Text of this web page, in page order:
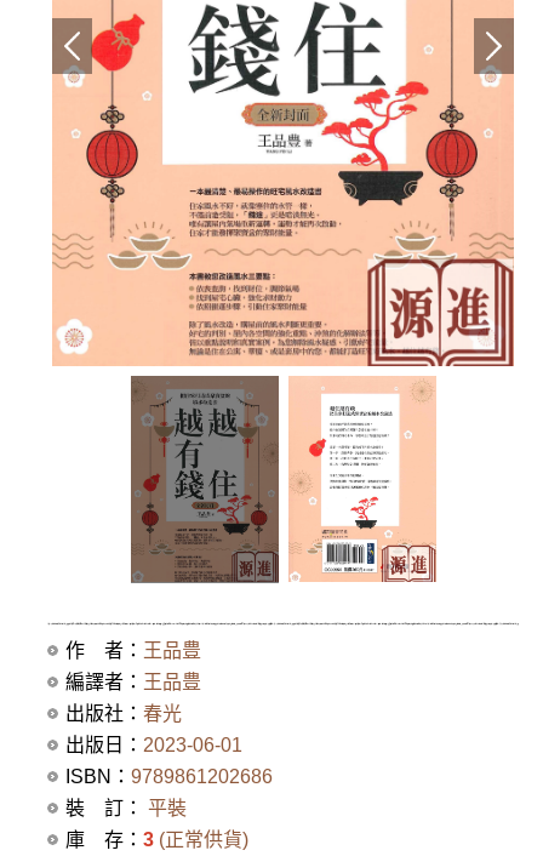
作 者： 王品豊
編譯者： 王品豊
出版社： 春光
出版日： 2023-06-01
ISBN： 9789861202686
裝 訂： 平裝
庫 存： 3 (正常供貨)